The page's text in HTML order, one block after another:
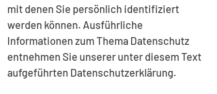
mit denen Sie persönlich identifiziert
werden können. Ausführliche
Informationen zum Thema Datenschutz
entnehmen Sie unserer unter diesem Text
aufgeführten Datenschutzerklärung.